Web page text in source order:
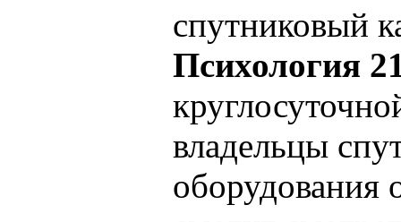
спутниковый
Психология
владельцы
оборудования